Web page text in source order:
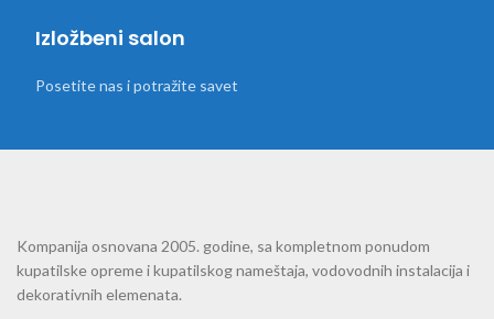
Izložbeni salon
Posetite nas i potražite savet
Kompanija osnovana 2005. godine, sa kompletnom ponudom
kupatilske opreme i kupatilskog nameštaja, vodovodnih instalacija i
dekorativnih elemenata.